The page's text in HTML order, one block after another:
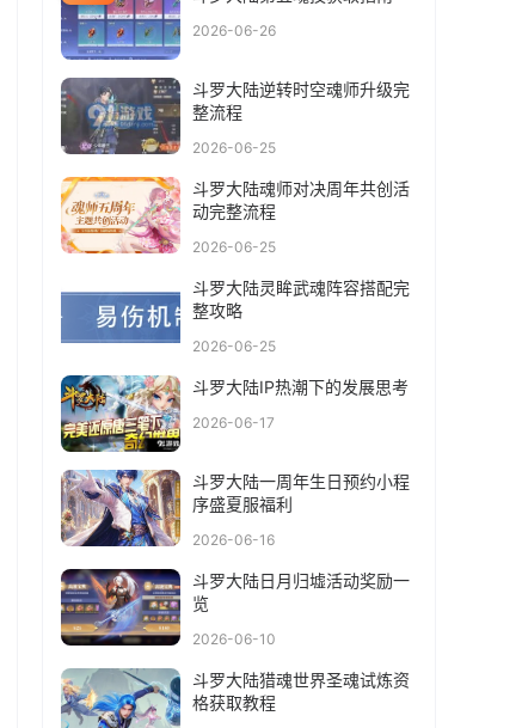
2026-06-26
斗罗大陆逆转时空魂师升级完
整流程
2026-06-25
斗罗大陆魂师对决周年共创活
动完整流程
2026-06-25
斗罗大陆灵眸武魂阵容搭配完
整攻略
2026-06-25
斗罗大陆IP热潮下的发展思考
2026-06-17
斗罗大陆一周年生日预约小程
序盛夏服福利
2026-06-16
斗罗大陆日月归墟活动奖励一
览
2026-06-10
斗罗大陆猎魂世界圣魂试炼资
格获取教程